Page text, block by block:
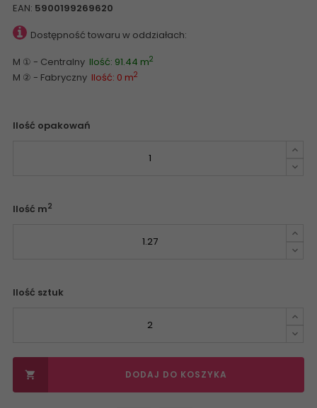
EAN: 5900199269620
Dostępność towaru w oddziałach:
M ① - Centralny Ilość: 91.44 m2
M ② - Fabryczny Ilość: 0 m2
Ilość opakowań
Ilość m2
Ilość sztuk
 DODAJ DO KOSZYKA